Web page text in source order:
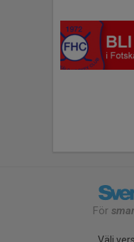
För
Välj